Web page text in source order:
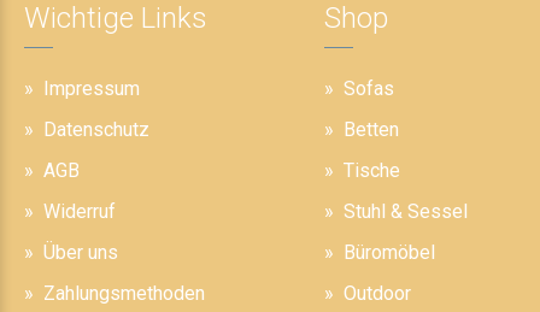
Wichtige Links
Impressum
Datenschutz
AGB
Widerruf
Über uns
Zahlungsmethoden
Shop
Sofas
Betten
Tische
Stuhl & Sessel
Büromöbel
Outdoor